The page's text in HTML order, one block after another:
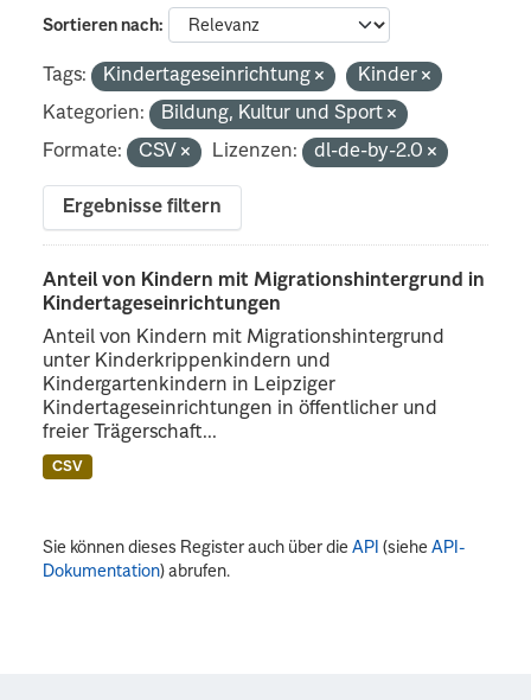
Sortieren nach
Tags: Kindertageseinrichtung
Kinder
Kategorien:
Bildung, Kultur und Sport
Formate:
CSV Lizenzen: dl-de-by-2.0
Ergebnisse filtern
Anteil von Kindern mit Migrationshintergrund in
Kindertageseinrichtungen
Anteil von Kindern mit Migrationshintergrund
unter Kinderkrippenkindern und
Kindergartenkindern in Leipziger
Kindertageseinrichtungen in öffentlicher und
freier Trägerschaft...
CSV
Sie können dieses Register auch über dieAPI (sieheAPI-
Dokumentation) abrufen.